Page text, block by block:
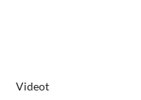
Videot